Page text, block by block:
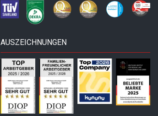
AUSZEICHNUNGEN